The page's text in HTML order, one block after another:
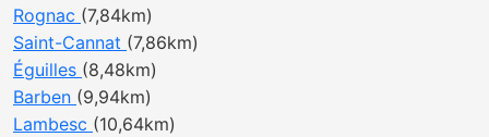
Rognac (7,84km)
Saint-Cannat (7,86km)
Éguilles (8,48km)
Barben (9,94km)
Lambesc (10,64km)